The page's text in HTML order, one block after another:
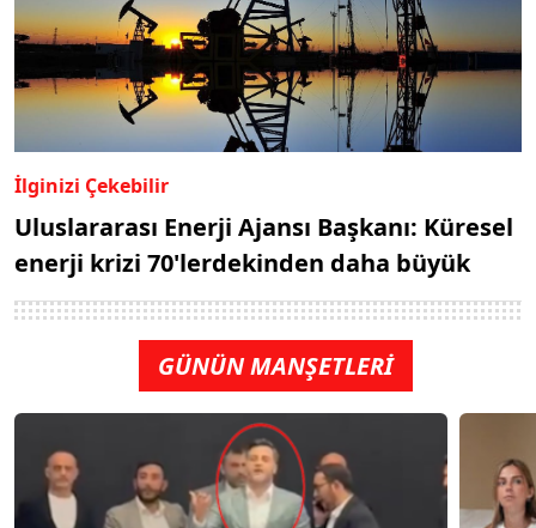
İlginizi Çekebilir
Uluslararası Enerji Ajansı Başkanı: Küresel
enerji krizi 70'lerdekinden daha büyük
GÜNÜN MANŞETLERİ